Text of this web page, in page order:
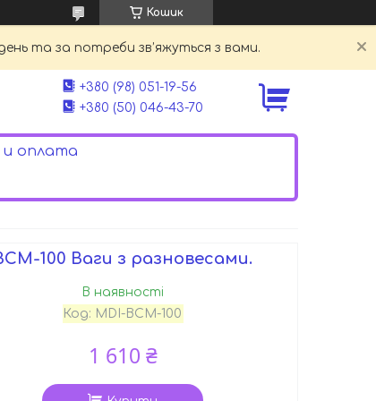
Кошик
та за потреби зв’яжуться з вами.
+380 (98) 051-19-56
+380 (50) 046-43-70
оплата
100 Ваги з разновесами.
В наявності
Код: MDI-ВСМ-100
1 610 ₴